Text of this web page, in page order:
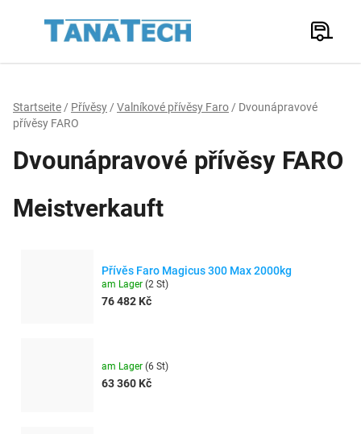
Suchen
Startseite / Přívěsy / Valníkové přívěsy Faro / Dvounápravové
přívěsy FARO
Dvounápravové přívěsy FARO
Meistverkauft
Přívěs Faro Magicus 300 Max 2000kg
am Lager (2 St)
76 482 Kč
am Lager (6 St)
63 360 Kč